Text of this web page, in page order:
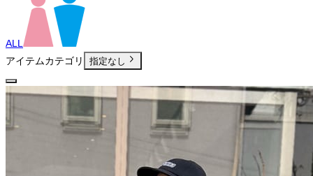
ALL
アイテムカテゴリ
指定なし